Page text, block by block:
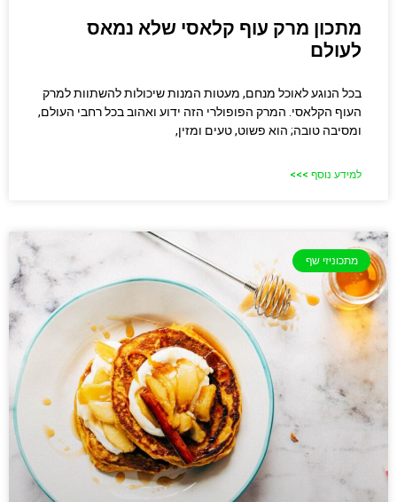
מתכון מרק עוף קלאסי שלא נמאס
לעולם
בכל הנוגע לאוכל מנחם, מעטות המנות שיכולות להשתוות למרק
העוף הקלאסי. המרק הפופולרי הזה ידוע ואהוב בכל רחבי העולם,
ומסיבה טובה; הוא פשוט, טעים ומזין,
למידע נוסף >>>
מתכוניזי שף